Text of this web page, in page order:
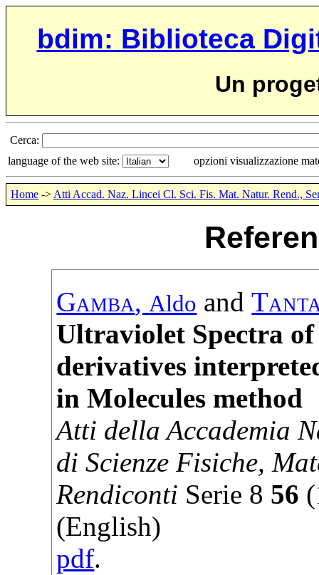
bdim: Biblioteca
Un
Cerca:
language of the web site:
opzioni visualizzazione
Home -> Atti Accad. Naz. Lincei Cl. Sci. Fis. Mat. Natur. Rend.,
Gamba, Aldo and
Ultraviolet Spectra
derivatives
in Molecules method
Atti della Accademia
di Scienze Fisiche,
Rendiconti Serie 8 56 (
(English)
pdf.